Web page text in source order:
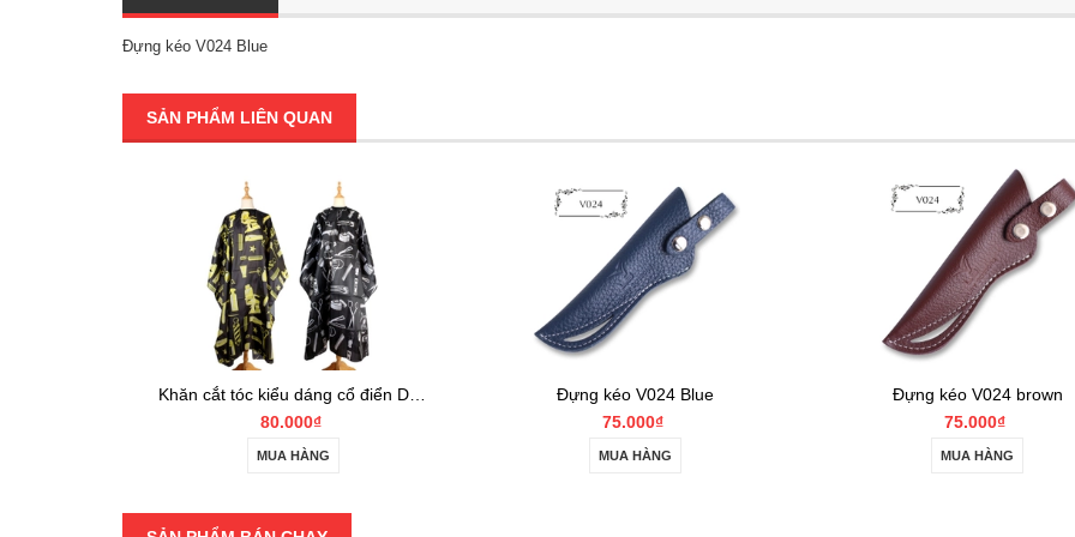
Đựng kéo V024 Blue
SẢN PHẨM LIÊN QUAN
Đựng kéo V024 Blue
75.000₫
MUA HÀNG
Đựng kéo V024 brown
75.000₫
MUA HÀNG
Đựng kéo V024
75.000₫
MUA HÀNG